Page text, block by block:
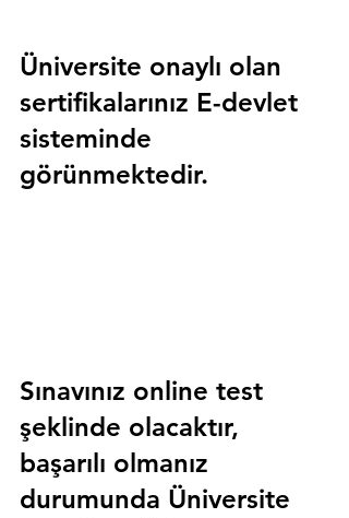
Üniversite onaylı olan
sertifikalarınız E-devlet
sisteminde
görünmektedir.
Sınavınız online test
şeklinde olacaktır,
başarılı olmanız
durumunda Üniversite